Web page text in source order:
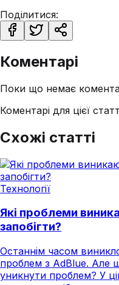
Поділитися:
Коментарі
Поки що немає
Коментарі для цієї
Схожі статті
Технології
Які проблеми
запобігти?
Останнім часом
проблем з AdBlue. Але
уникнути проблем? У